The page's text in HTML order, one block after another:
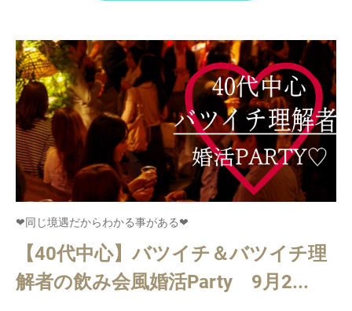
❤同じ境遇だからわかる事がある❤
【40代中心】バツイチ＆バツイチ理
解者の飲み会風婚活Party 9月2...